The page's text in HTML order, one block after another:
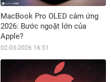
MacBook Pro OLED cảm ứng
2026: Bước ngoặt lớn của
Apple?
02-03-2026 16:51